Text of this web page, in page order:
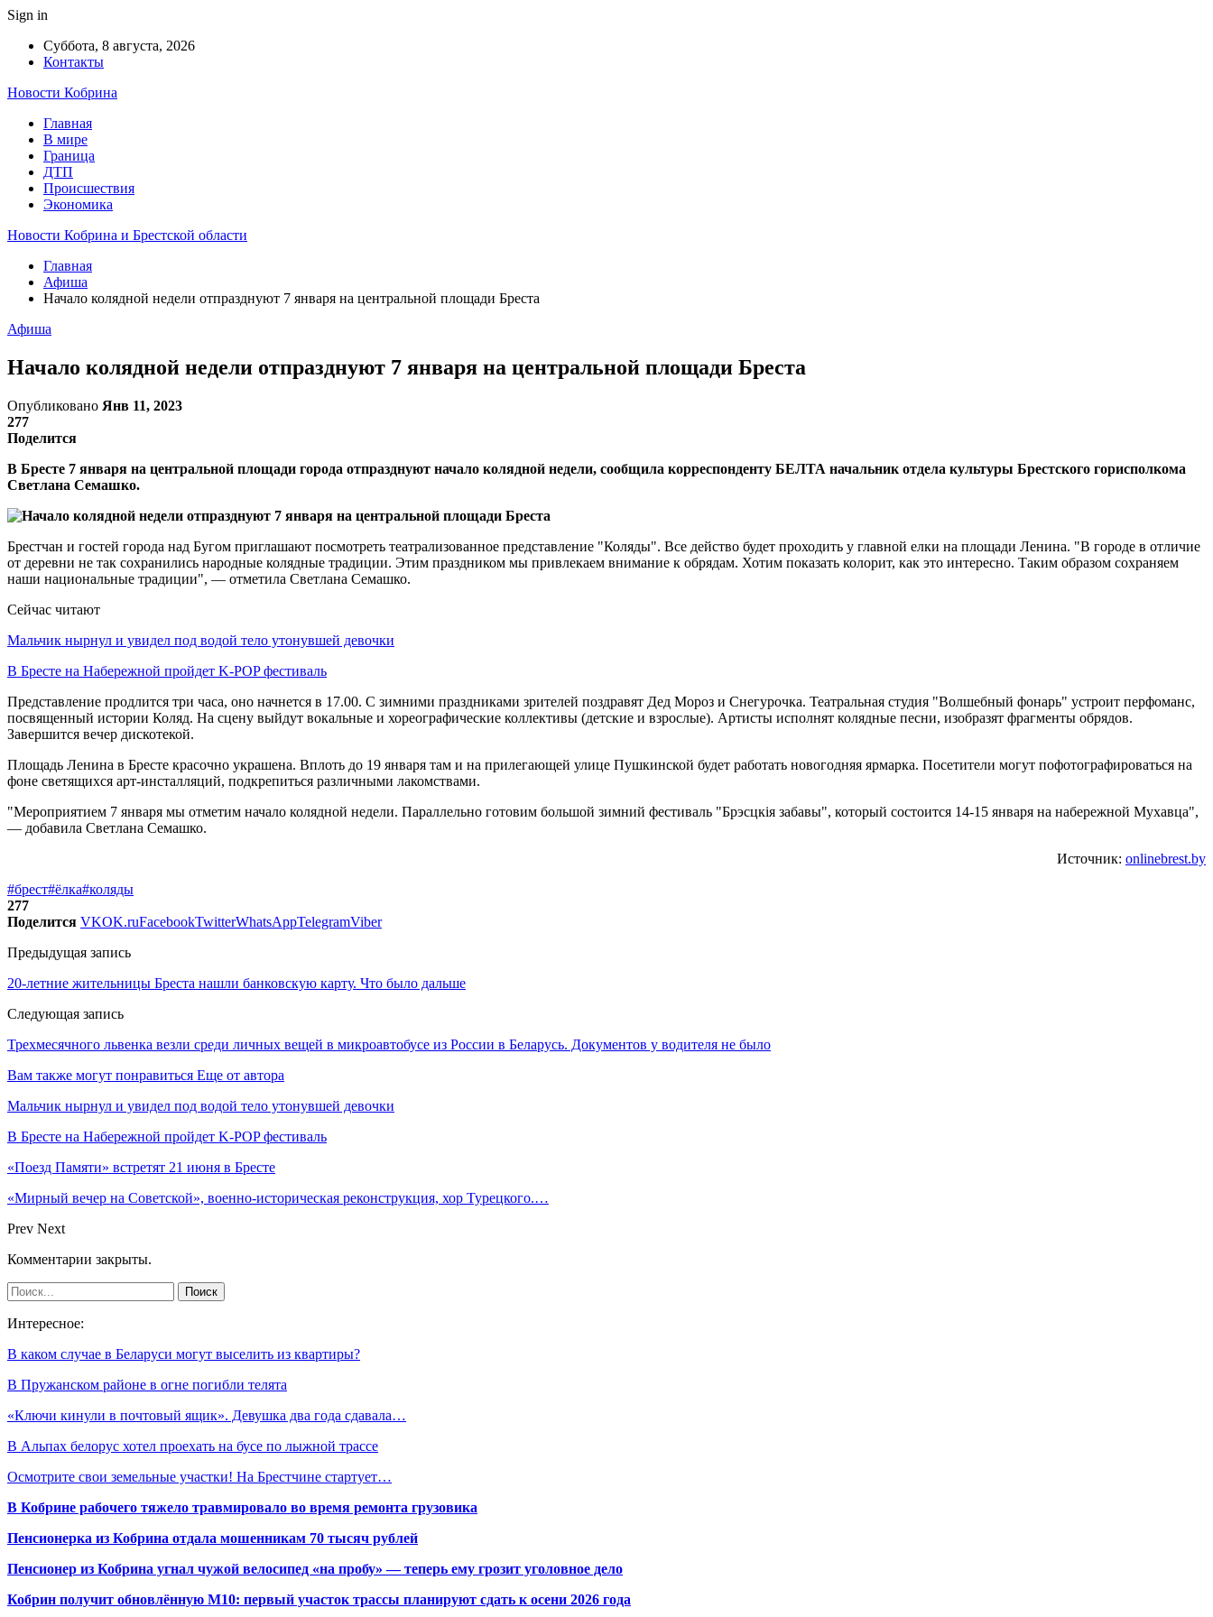
Sign in
Суббота, 8 августа, 2026
Контакты
Новости Кобрина
Главная
В мире
Граница
ДТП
Происшествия
Экономика
Новости Кобрина и Брестской области
Главная
Афиша
Начало колядной недели отпразднуют 7 января на центральной площади Бреста
Афиша
Начало колядной недели отпразднуют 7 января на центральной площади Бреста
Опубликовано Янв 11, 2023
277
Поделится
В Бресте 7 января на центральной площади города отпразднуют начало колядной недели, сообщила корреспонденту БЕЛТА начальник отдела культуры Брестского горисполкома
Светлана Семашко.
Брестчан и гостей города над Бугом приглашают посмотреть театрализованное представление "Коляды". Все действо будет проходить у главной елки на площади Ленина. "В городе в отличие
от деревни не так сохранились народные колядные традиции. Этим праздником мы привлекаем внимание к обрядам. Хотим показать колорит, как это интересно. Таким образом сохраняем
наши национальные традиции", — отметила Светлана Семашко.
Сейчас читают
Мальчик нырнул и увидел под водой тело утонувшей девочки
В Бресте на Набережной пройдет K-POP фестиваль
Представление продлится три часа, оно начнется в 17.00. С зимними праздниками зрителей поздравят Дед Мороз и Снегурочка. Театральная студия "Волшебный фонарь" устроит перфоманс,
посвященный истории Коляд. На сцену выйдут вокальные и хореографические коллективы (детские и взрослые). Артисты исполнят колядные песни, изобразят фрагменты обрядов.
Завершится вечер дискотекой.
Площадь Ленина в Бресте красочно украшена. Вплоть до 19 января там и на прилегающей улице Пушкинской будет работать новогодняя ярмарка. Посетители могут пофотографироваться на
фоне светящихся арт-инсталляций, подкрепиться различными лакомствами.
"Мероприятием 7 января мы отметим начало колядной недели. Параллельно готовим большой зимний фестиваль "Брэсцкія забавы", который состоится 14-15 января на набережной Мухавца",
— добавила Светлана Семашко.
Источник: onlinebrest.by
#брест#ёлка#коляды
277
Поделится VKOK.ruFacebookTwitterWhatsAppTelegramViber
Предыдущая запись
20-летние жительницы Бреста нашли банковскую карту. Что было дальше
Следующая запись
Трехмесячного львенка везли среди личных вещей в микроавтобусе из России в Беларусь. Документов у водителя не было
Вам также могут понравиться Еще от автора
Мальчик нырнул и увидел под водой тело утонувшей девочки
В Бресте на Набережной пройдет K-POP фестиваль
«Поезд Памяти» встретят 21 июня в Бресте
«Мирный вечер на Советской», военно-историческая реконструкция, хор Турецкого.…
Prev Next
Комментарии закрыты.
Интересное:
В каком случае в Беларуси могут выселить из квартиры?
В Пружанском районе в огне погибли телята
«Ключи кинули в почтовый ящик». Девушка два года сдавала…
В Альпах белорус хотел проехать на бусе по лыжной трассе
Осмотрите свои земельные участки! На Брестчине стартует…
В Кобрине рабочего тяжело травмировало во время ремонта грузовика
Пенсионерка из Кобрина отдала мошенникам 70 тысяч рублей
Пенсионер из Кобрина угнал чужой велосипед «на пробу» — теперь ему грозит уголовное дело
Кобрин получит обновлённую М10: первый участок трассы планируют сдать к осени 2026 года